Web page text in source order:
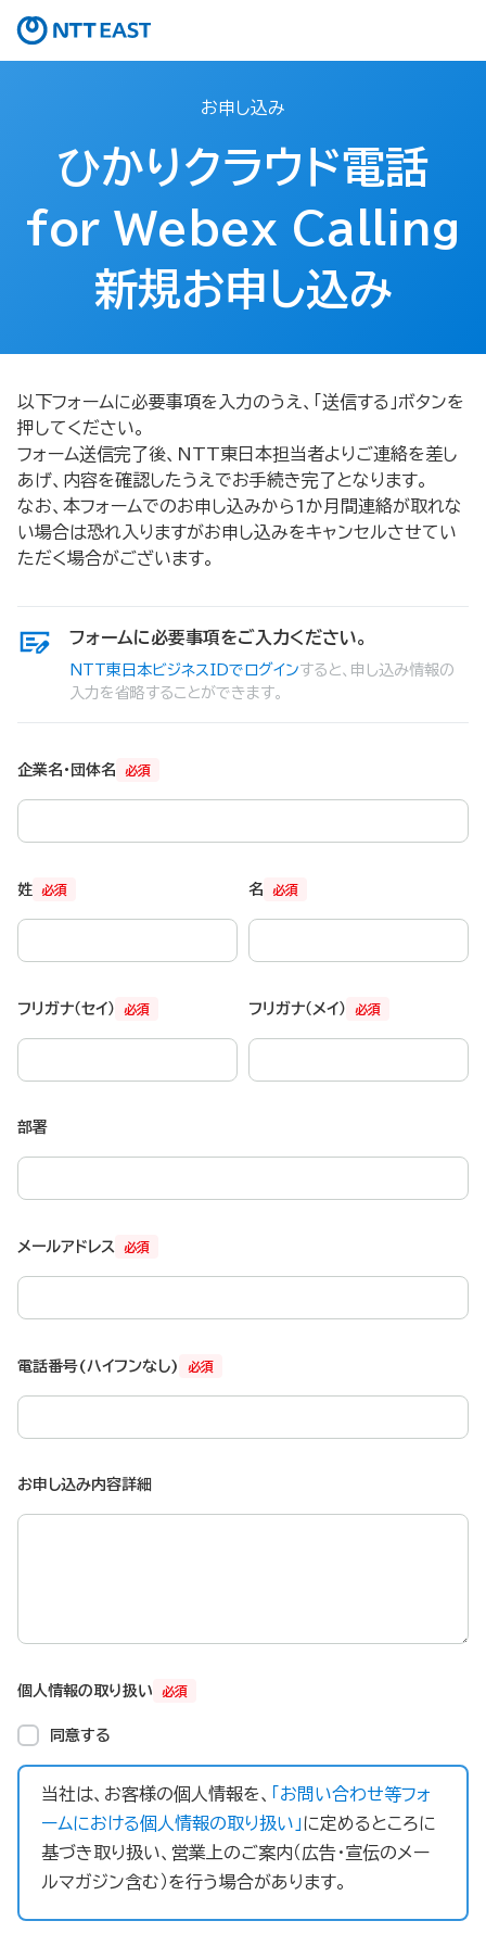
お申し込み
ひかりクラウド電話
for Webex Calling
新規お申し込み
以下フォームに必要事項を入力のうえ、「送信する」ボタンを
押してください。
フォーム送信完了後、NTT東日本担当者よりご連絡を差し
あげ、内容を確認したうえでお手続き完了となります。
なお、本フォームでのお申し込みから1か月間連絡が取れな
い場合は恐れ入りますがお申し込みをキャンセルさせてい
ただく場合がございます。
フォームに必要事項をご入力ください。
NTT東日本ビジネスIDでログインすると、申し込み情報の
入力を省略することができます。
必須
企業名・団体名
必須
姓 必須
名
必須
フリガナ（セイ） 必須
フリガナ（メイ）
部署
必須
メールアドレス
必須
電話番号(ハイフンなし)
お申し込み内容詳細
必須
個人情報の取り扱い
同意する
当社は、お客様の個人情報を、
「お問い合わせ等フォ
ームにおける個人情報の取り扱い」に定めるところに
基づき取り扱い、営業上のご案内（広告・宣伝のメー
ルマガジン含む）を行う場合があります。